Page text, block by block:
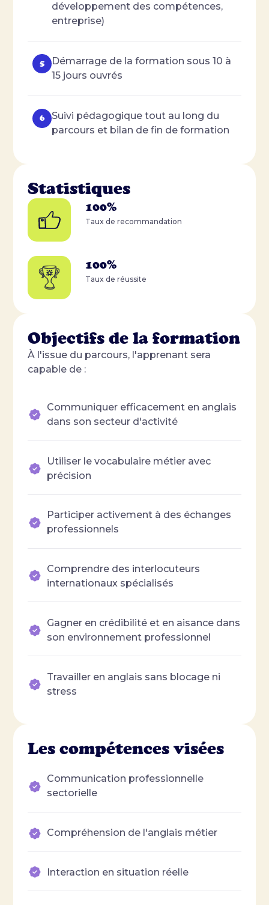
développement des compétences,
entreprise)
Démarrage de la formation sous 10 à
15 jours ouvrés
Suivi pédagogique tout au long du
parcours et bilan de fin de formation
Statistiques
100%
Taux de recommandation
100%
Taux de réussite
Objectifs de la formation
À l'issue du parcours, l'apprenant sera
capable de :
Communiquer efficacement en anglais
dans son secteur d'activité
Utiliser le vocabulaire métier avec
précision
Participer activement à des échanges
professionnels
Comprendre des interlocuteurs
internationaux spécialisés
Gagner en crédibilité et en aisance dans
son environnement professionnel
Travailler en anglais sans blocage ni
stress
Les compétences visées
Communication professionnelle
sectorielle
Compréhension de l'anglais métier
Interaction en situation réelle